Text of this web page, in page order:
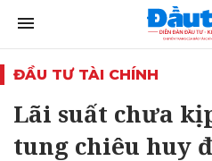
ĐẦU TƯ TÀI CHÍNH
Lãi suất chưa
tung chiêu huy